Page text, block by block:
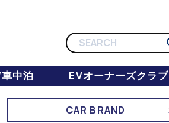
中泊 EVオーナーズクラブ
CAR BRAND